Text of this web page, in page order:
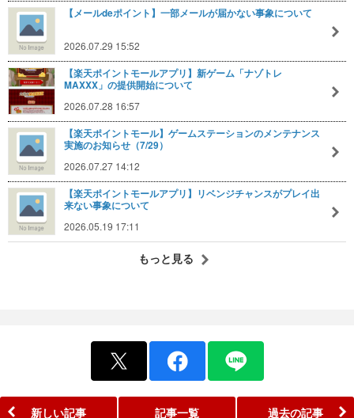
【メールdeポイント】一部メールが届かない事象について
2026.07.29 15:52
【楽天ポイントモールアプリ】新ゲーム「ナゾトレ
MAXXX」の提供開始について
2026.07.28 16:57
【楽天ポイントモール】ゲームステーションのメンテナンス
実施のお知らせ（7/29）
2026.07.27 14:12
【楽天ポイントモールアプリ】リベンジチャンスがプレイ出
来ない事象について
2026.05.19 17:11
もっと見る
新しい記事 記事一覧 過去の記事